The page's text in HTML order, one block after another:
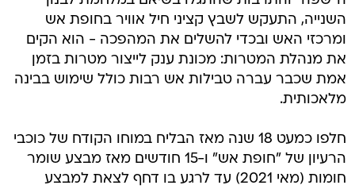
השנייה, התעקש לשבץ קציני חיל אוויר בחופת אש
ומרכזי האש ובכדי להשלים את המהפכה - הוא הקים
את מנהלת המטרות: מכונת ענק לייצור מטרות בזמן
אמת שכבר עברה טבילות אש רבות כולל שימוש בבינה
מלאכותית.
חלפו כמעט 18 שנה מאז הבליח במוחו הקודח של כוכבי
הרעיון של "חופת אש" ו-15 חודשים מאז מבצע שומר
חומות (מאי 2021) עד לרגע בו דחף לצאת למבצע